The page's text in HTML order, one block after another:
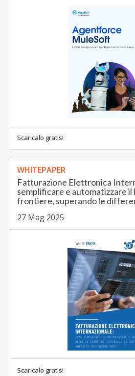
Scaricalo gratis!
WHITEPAPER
Fatturazione Elettronica
semplificare e automatizzare il
frontiere, superando le
27 Mag 2025
Scaricalo gratis!